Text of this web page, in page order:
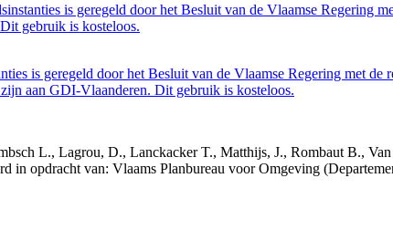
is geregeld door het Besluit van de Vlaamse Regering
gebruik is kosteloos.
is geregeld door het Besluit van de Vlaamse Regering met de
aan GDI-Vlaanderen. Dit gebruik is kosteloos.
L., Lagrou, D., Lanckacker T., Matthijs, J., Rombaut B.,
opdracht van: Vlaams Planbureau voor Omgeving